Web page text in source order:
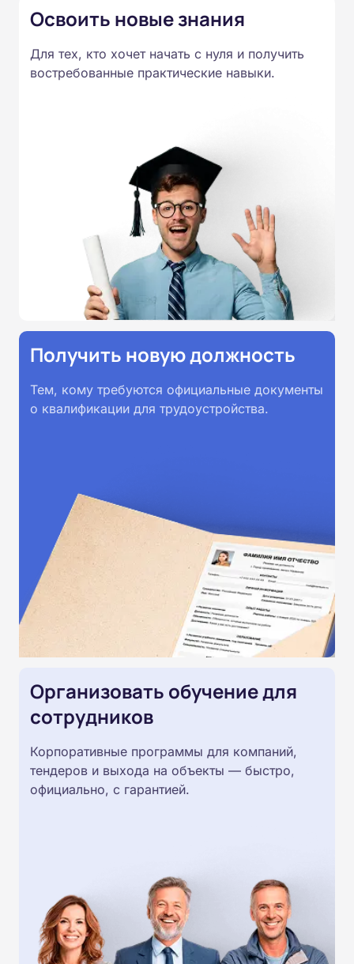
Освоить новые знания
Для тех, кто хочет начать с нуля и получить
востребованные практические навыки.
Получить новую должность
Тем, кому требуются официальные документы
о квалификации для трудоустройства.
Организовать обучение для
сотрудников
Корпоративные программы для компаний,
тендеров и выхода на объекты — быстро,
официально, с гарантией.